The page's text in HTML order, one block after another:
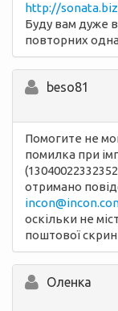
http://
Буду вам дуже
повторних
beso81
Помогите не
помилка при
отримано
оскільки не
поштової
Оленка